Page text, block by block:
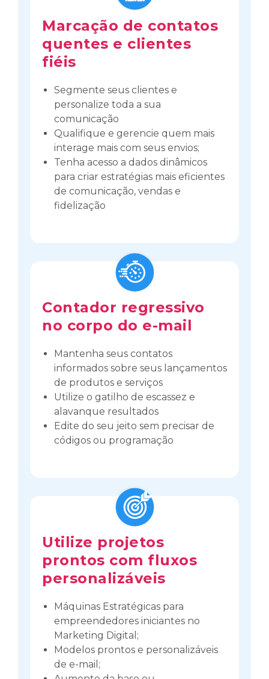
Marcação de contatos
quentes e clientes
fiéis
Segmente seus clientes e
personalize toda a sua
comunicação
Qualifique e gerencie quem mais
interage mais com seus envios;
Tenha acesso a dados dinâmicos
para criar estratégias mais eficientes
de comunicação, vendas e
fidelização
Contador regressivo
no corpo do e-mail
Mantenha seus contatos
informados sobre seus lançamentos
de produtos e serviços
Utilize o gatilho de escassez e
alavanque resultados
Edite do seu jeito sem precisar de
códigos ou programação
Utilize projetos
prontos com fluxos
personalizáveis
Máquinas Estratégicas para
empreendedores iniciantes no
Marketing Digital;
Modelos prontos e personalizáveis
de e-mail;